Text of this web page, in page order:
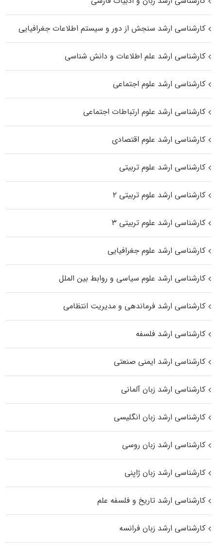
کارشناسی ارشد سنجش از دور و سیستم اطلاعات جغرافیایی
کارشناسی ارشد علم اطلاعات و دانش شناسی
کارشناسی ارشد علوم اجتماعی
کارشناسی ارشد علوم ارتباطات اجتماعی
کارشناسی ارشد علوم اقتصادی
کارشناسی ارشد علوم تربیتی
کارشناسی ارشد علوم تربیتی ۲
کارشناسی ارشد علوم تربیتی ۳
کارشناسی ارشد علوم جغرافیایی
کارشناسی ارشد علوم سیاسی و روابط بین الملل
کارشناسی ارشد فرماندهی و مدیریت انتظامی
کارشناسی ارشد فلسفه
کارشناسی ارشد ایمنی صنعتی
کارشناسی ارشد زبان آلمانی
کارشناسی ارشد زبان انگلیسی
کارشناسی ارشد زبان روسی
کارشناسی ارشد زبان ژاپنی
کارشناسی ارشد تاریخ و فلسفه علم
کارشناسی ارشد زبان فرانسه